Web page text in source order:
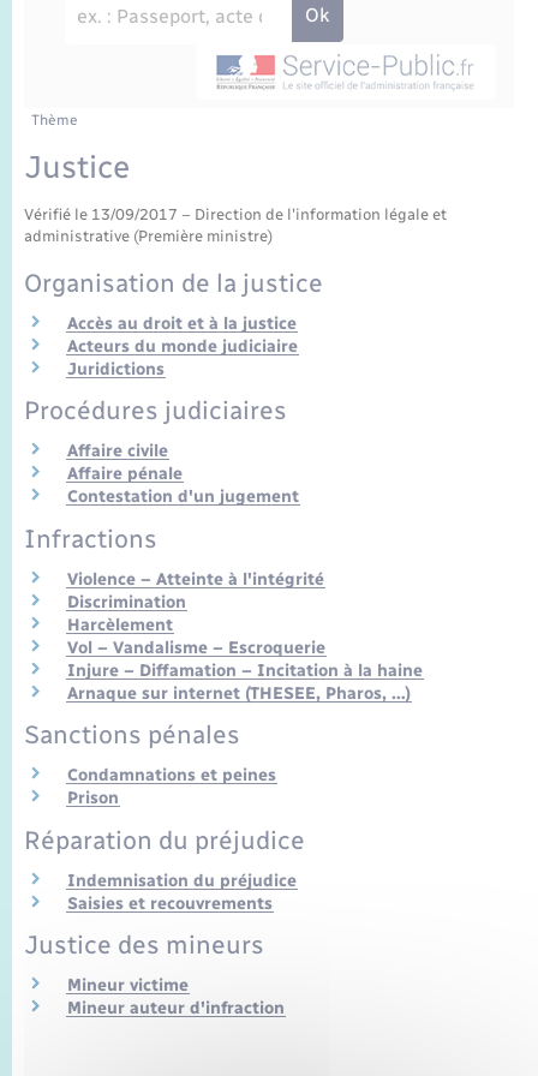
Périscolaire et centres de loisir
Jeunesse
Etat-civil - Papiers - Citoyenneté
Parrainage civil
Loisirs
Nouvel habitant
Numérique
Organisation d’événement
Sécurité - Prévention
Seniors
Transports
Transports scolaires
Voirie et espace public
Travaux - Autorisation d’occupation de l’espace
Plan interactif
Publications
La Communauté de communes
Thème
Justice
Vérifié le 13/09/2017 – Direction de l'information légale et
administrative (Première ministre)
Organisation de la justice
Accès au droit et à la justice
Acteurs du monde judiciaire
Juridictions
Procédures judiciaires
Affaire civile
Affaire pénale
Contestation d'un jugement
Infractions
Violence – Atteinte à l'intégrité
Discrimination
Harcèlement
Vol – Vandalisme – Escroquerie
Injure – Diffamation – Incitation à la haine
Arnaque sur internet (THESEE, Pharos, …)
Sanctions pénales
Condamnations et peines
Prison
Réparation du préjudice
Indemnisation du préjudice
Saisies et recouvrements
Justice des mineurs
Mineur victime
Mineur auteur d'infraction